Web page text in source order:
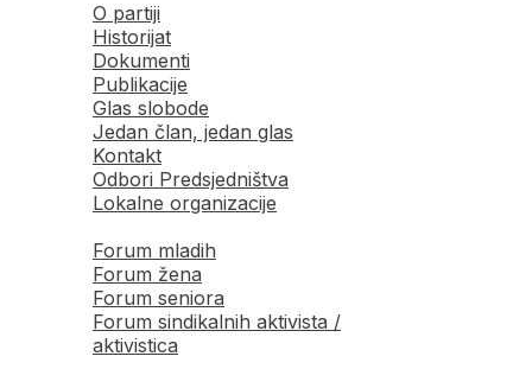
O partiji
Historijat
Dokumenti
Publikacije
Glas slobode
Jedan član, jedan glas
Kontakt
Odbori Predsjedništva
Lokalne organizacije
Forum mladih
Forum žena
Forum seniora
Forum sindikalnih aktivista /
aktivistica